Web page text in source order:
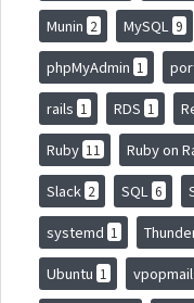
Munin 2 MySQL 9
phpMyAdmin 1
rails 1 RDS 1
Ruby 11 Ruby on
Slack 2 SQL 6
systemd 1
Ubuntu 1 vpopmail